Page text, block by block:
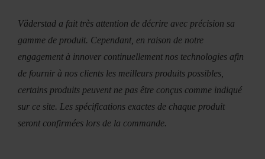
Väderstad a fait très attention de décrire avec précision sa
gamme de produit. Cependant, en raison de notre
engagement à innover continuellement nos technologies afin
de fournir à nos clients les meilleurs produits possibles,
certains produits peuvent ne pas être conçus comme indiqué
sur ce site. Les spécifications exactes de chaque produit
seront confirmées lors de la commande.